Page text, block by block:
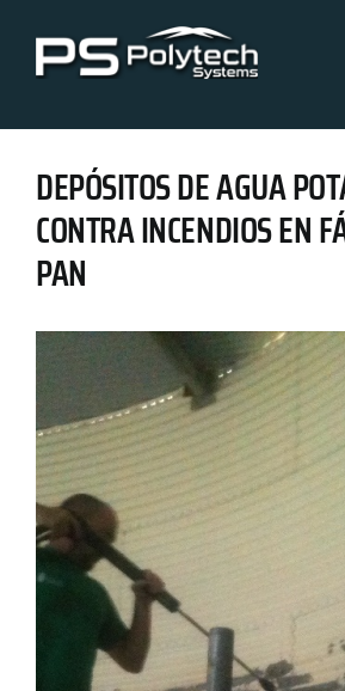
content
Polytech Systems
Sistemas y aplicaciones
Proyectos
Políticas de Gestión
Blog
Certificados
DEPÓSITOS DE AGUA
CONTRA INCENDIOS EN
PAN